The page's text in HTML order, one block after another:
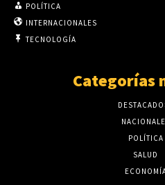
POLÍTICA
INTERNACIONALES
TECNOLOGÍA
Categorías
POLÍTICA
SALUD